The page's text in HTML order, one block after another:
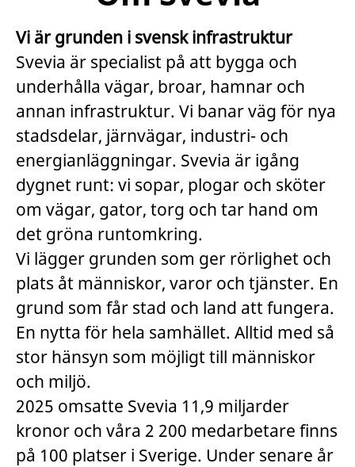
Vi är grunden i svensk infrastruktur
Svevia är specialist på att bygga och
underhålla vägar, broar, hamnar och
annan infrastruktur. Vi banar väg för nya
stadsdelar, järnvägar, industri- och
energianläggningar. Svevia är igång
dygnet runt: vi sopar, plogar och sköter
om vägar, gator, torg och tar hand om
det gröna runtomkring.
Vi lägger grunden som ger rörlighet och
plats åt människor, varor och tjänster. En
grund som får stad och land att fungera.
En nytta för hela samhället. Alltid med så
stor hänsyn som möjligt till människor
och miljö.
2025 omsatte Svevia 11,9 miljarder
kronor och våra 2 200 medarbetare finns
på 100 platser i Sverige. Under senare år